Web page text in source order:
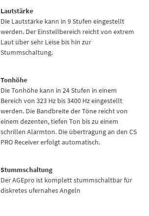
Lautstärke
Die Lautstärke kann in 9 Stufen eingestellt
werden. Der Einstellbereich reicht von extrem
Laut über sehr Leise bis hin zur
Stummschaltung.
Tonhöhe
Die Tonhöhe kann in 24 Stufen in einem
Bereich von 323 Hz bis 3400 Hz eingestellt
werden. Die Bandbreite der Töne reicht von
einem dezenten, tiefen Ton bis zu einem
schrillen Alarmton. Die übertragung an den CS
PRO Receiver erfolgt automatisch.
Stummschaltung
Der AGEpro ist komplett stummschaltbar für
diskretes ufernahes Angeln